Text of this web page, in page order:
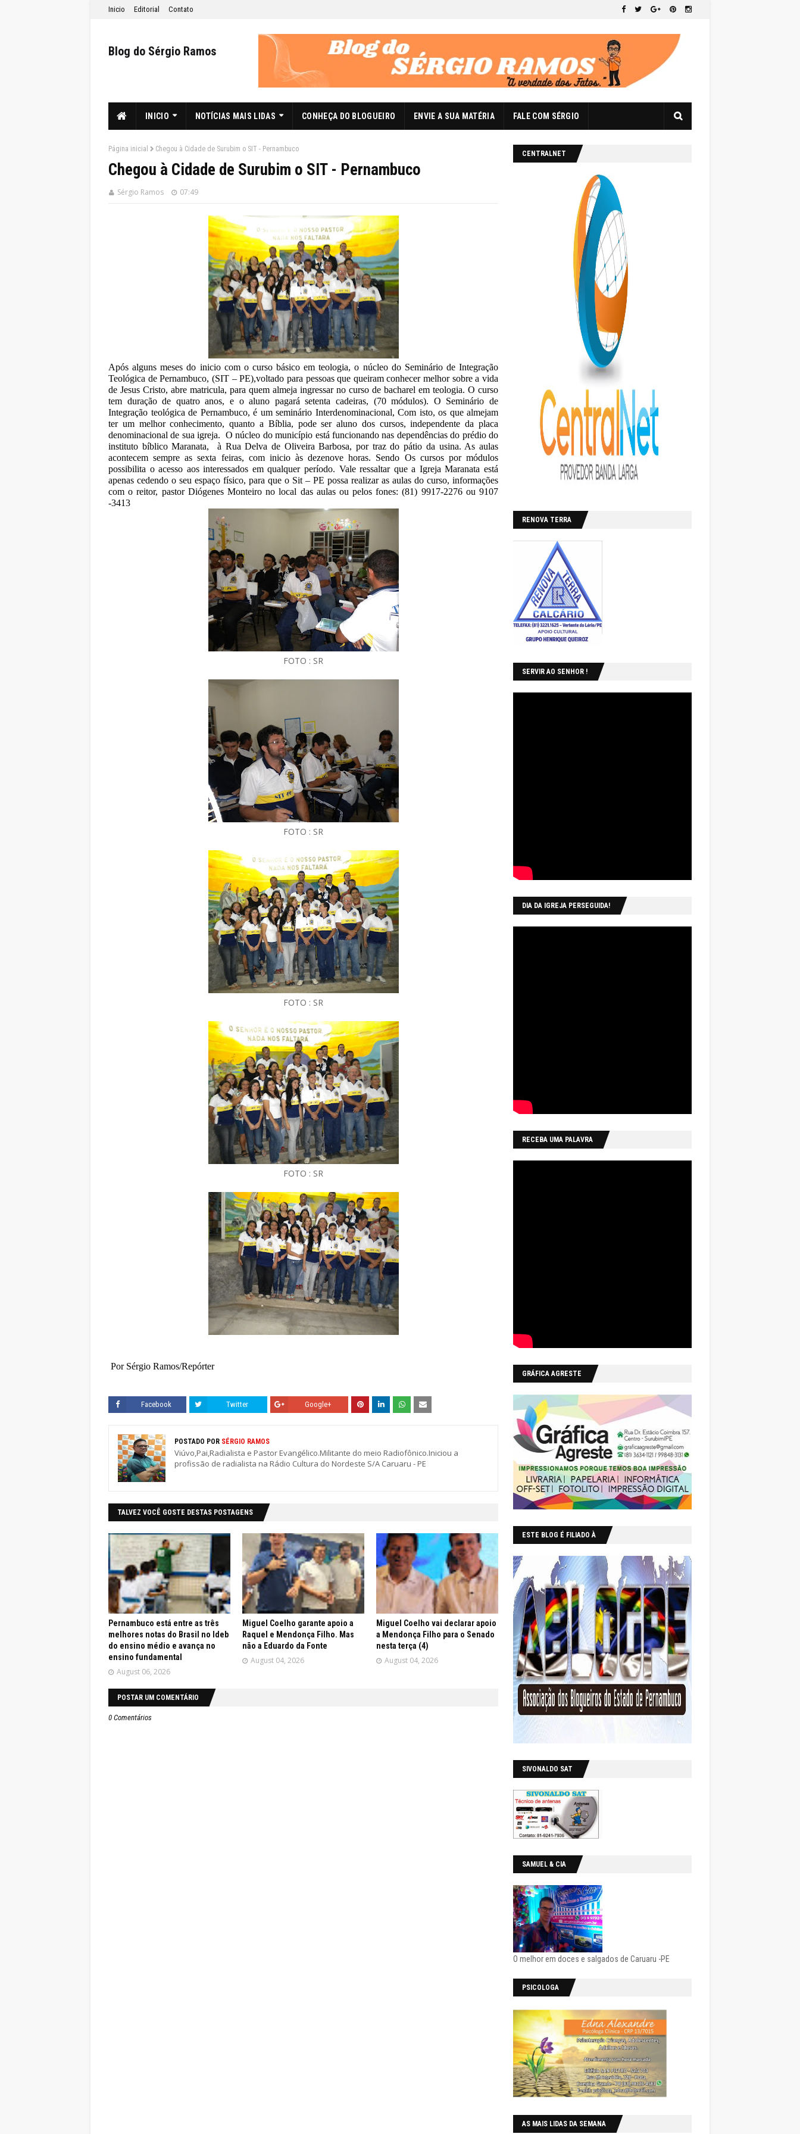
Inicio Editorial Contato
Blog do Sérgio Ramos
INICIO NOTÍCIAS MAIS LIDAS CONHEÇA DO BLOGUEIRO ENVIE A SUA MATÉRIA FALE COM SÉRGIO
Página inicial Chegou à Cidade de Surubim o SIT - Pernambuco
Chegou à Cidade de Surubim o SIT - Pernambuco
Sérgio Ramos 07:49
Após alguns meses do inicio com o curso básico em teologia, o núcleo do Seminário de Integração
Teológica de Pernambuco, (SIT – PE),voltado para pessoas que queiram conhecer melhor sobre a vida
de Jesus Cristo, abre matricula, para quem almeja ingressar no curso de bacharel em teologia. O curso
tem duração de quatro anos, e o aluno pagará setenta cadeiras, (70 módulos). O Seminário de
Integração teológica de Pernambuco, é um seminário Interdenominacional, Com isto, os que almejam
ter um melhor conhecimento, quanto a Bíblia, pode ser aluno dos cursos, independente da placa
denominacional de sua igreja. O núcleo do município está funcionando nas dependências do prédio do
instituto bíblico Maranata,
à Rua Delva de Oliveira Barbosa, por traz do pátio da usina. As aulas
acontecem sempre as sexta feiras, com inicio às dezenove horas. Sendo Os cursos por módulos
possibilita o acesso aos interessados em qualquer período. Vale ressaltar que a Igreja Maranata está
apenas cedendo o seu espaço físico, para que o Sit – PE possa realizar as aulas do curso, informações
com o reitor, pastor Diógenes Monteiro no local das aulas ou pelos fones: (81) 9917-2276 ou 9107
-3413
FOTO : SR
FOTO : SR
FOTO : SR
FOTO : SR
Por Sérgio Ramos/Repórter
Facebook Twitter Google+
POSTADO POR SÉRGIO RAMOS
Viúvo,Pai,Radialista e Pastor Evangélico.Militante do meio Radiofônico.Iniciou a
profissão de radialista na Rádio Cultura do Nordeste S/A Caruaru - PE
TALVEZ VOCÊ GOSTE DESTAS POSTAGENS
Pernambuco está entre as três
melhores notas do Brasil no Ideb
do ensino médio e avança no
ensino fundamental
August 06, 2026
Miguel Coelho garante apoio a
Raquel e Mendonça Filho. Mas
não a Eduardo da Fonte
August 04, 2026
Miguel Coelho vai declarar apoio
a Mendonça Filho para o Senado
nesta terça (4)
August 04, 2026
POSTAR UM COMENTÁRIO
0 Comentários
CENTRALNET
RENOVA TERRA
SERVIR AO SENHOR !
DIA DA IGREJA PERSEGUIDA!
RECEBA UMA PALAVRA
GRÁFICA AGRESTE
ESTE BLOG É FILIADO À
SIVONALDO SAT
SAMUEL & CIA
O melhor em doces e salgados de Caruaru -PE
PSICOLOGA
AS MAIS LIDAS DA SEMANA